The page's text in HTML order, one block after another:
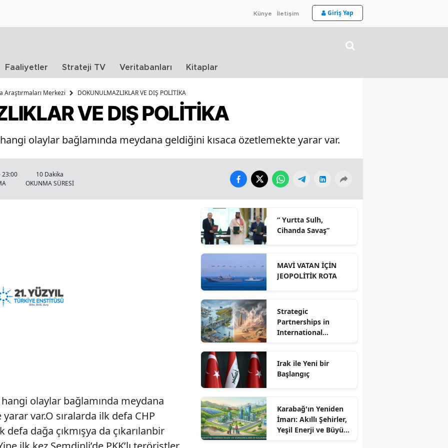
Künye İletişim Giriş Yap
Faaliyetler Strateji TV Veritabanları Kitaplar
Araştırmaları Merkezi DOKUNULMAZLIKLAR VE DIŞ POLİTİKA
VE DIŞ POLİTİKA
olaylar bağlamında meydana geldiğini kısaca özetlemekte yarar var.
23:00
10 Dakika
OKUNMA SÜRESİ
dövüş biçiminde yürütülen bir ilişkiler sistemi var. AKP söylediğinin tersini yapmakta tereddüdü olmayan siyasi bir organizasyondur. Hem teröristlerle görüşmek hem de teröristlerle kucaklaşanları yargılamak AKP’ye has bir tarzdır. Bir yandan terörle mücadele eder görünmek diğer yandan teröristlerin taleplerine uygun adımlar atmak AKP’nin siyaset stratejisidir. Bir yandan Türk milletine terörle mücadele ediyor görüntüsü vermek diğer yandan da terörü cesaretlendirecek, teröristlerin istedikleri adımlar atmak tam bir çelişkidir. İktidar partisinin bu yönü itibarıyla yasa, anayasa ve hukuk algısı danışıklı dövüş içinde olduğu BDP’den çok da farklı değildir. Zira AKP mevcut anayasaya, uluslar arası sözleşmelere ve içtihatlara açıkça aykırı olan uygulamaları rahatlıkla yürürlüğe sokuyor. Nitekim AKP’nin mahkemelerde Türkçe’nin dışında başka bir dilde savunma hakkı veren yasa tasarısı açıkça anayasaya ve uluslar arası insan hakları sözleşmesine aykırıdır. İnsan Hakları Avrupa Sözleşmesinin 6. Maddesinin 3. Fıkrasının (e) bendine aykırıdır. İnsan Hakları Avrupa Sözleşmesinin sözü edilen maddesine göre; “sanık, ancak mahkemede kullanılan dili anlamadığı veya konuşamadığı takdirde bir tercümanın yardımından ücretsiz olarak yararlanabilir” demektedir. Bu noktada önemli olanın sanığın meramını anlatacak kadar Türkçe bilip bilmediğidir. Bilmiyorsa sanığa savunma hakkını yapabilmesi için ücretsiz tercüman zaten Türkiye Cumhuriyeti mahkemelerince tayin ediliyor. Diğer taraftan, Medeni ve Siyasi Haklar Sözleşmesi’nin uygulanmasını izleyen BM İnsan Hakları Komitesi’nin tercüman konusundaki kararları, önemli bir düzenlemeyi işaret etmektedir. Komite, Guesdon v. France ve ShukuruJuma v. Australia kararlarında, devletin tercüman hizmetlerini resen ya da ana dilinden farklı olan ancak kendisini resmi dilde ifade edebilen kişinin talebi üzerine sağlamasının adil yargılamanın gerekleri arasında yer almadığına hükmetmiştir. Komite verdiği kararda, başvurucunun Medeni ve Siyasi Haklar sözleşmesinin 14 maddesinde tanımlanan adil yargılanma hakkının, şüphelinin ceza yargılamasına ilişkin işlemlerde kendisini “normalde ifade ettiği” dilde ifade etme hakkını içerdiğine ve bu durumda tercüman sağlanmamasının madde 14’ün ihlali olacağına ilişkin iddiasını reddetmiştir. Bir başka kararda, başvurucunun kendisini İngilizce yeteri derecede ifade edebildiğinin belgelenmiş olması, başvurucunun tercüman hizmetlerine erişiminin engellendiğine ilişkin iddiasının reddedilmesinin nedenlerinden birisi olmuştur . Açıkçası Komite, devletler tarafından mahkemelerde yalnızca bir resmi dil kullanılmasına ilişkin düzenleme yapılmasının Madde 14’ün ihlali olmadığına ve adil yargılamanın kendisin resmi dilde ifade edebilen kişiye kendi anadilinde tercüme hizmeti sağlamayı gerektirmediğine hükmetmiştir. KCK sanıklarının yargılanması sırasında sanıklar adına konuşan Hatip Dicle “Türkçe konuşabildiklerini, Türkçeyi iyi bildiklerini ve Türkçe konuşmak konusunda fikren ve fiilen bir sorunlarının bulunmadığını, ancak savunmalarını kendi ana dilleri olan Kürtçe yapmak istediklerini, bu hakkı kendilerine tanıyan yasa maddeleri ve Türkiye Cumhuriyeti’nin taraf olduğu uluslararası antlaşmalar” çerçevesinde beyan etmiştir. BDP Talep Ediyor, AKP ise BDP’siz Yapıyor Nitekim AKP’nin son kongresinde 63 maddelik bir manifesto açıklandı. 63 madde halinde ifade edilen bu manifestonun şu maddeler vardır: 20-Mahkûm veya tutukluların eşleriyle bir araya gelmeleri. 21- Anadilde savunmanın sorun olmaktan çıkarılması 22- Anadilde kamu hizmetlerine erişim. 25-Ayrımcılıkla mücadele ve eşitlik komisyonunun kurulması. 30- Kürtçe tercümanlık (kamu hizmetlerinde) 31-Kamu hizmetlerinden yararlanmada her türlü etnik ayrımcılığa son verilmesi.. 32-Mevzuatta etnik ayrımcılık algısı yaratan bütün hükümlerin ayıklanmasını kapsamaktadır. Hükümetin TBMM’ye sunduğu “Ceza Muhakemesi Kanunu ile Ceza ve Güvenlik Tedbirlerinin İnfazı Hakkında Kanunda Değişiklik Yapılmasına Dair Kanun Tasarısı” yukarıdaki üç esası kapsıyor. AKP’nin talepleri BDP’ye devre dışı bırakarak yerine getiriyor. AKP, Türk milletinden BDP’nin ruh ikizi olduğu gerçeğini saklıyor. Geldi Putin Gitti Potin! Suriye’de Putin, Esat yönetimini, Erdoğan ise Esat karşıtlarını destekliyor. Suriye’ye ait bir yolcu uçağı Esenboğa’ya indirilmiş, içinden savaş malzemesi çıkmıştı bu durum iki ülke ilişkilerini gerginleştirmişti. Türkiye NATO'dan Suriye sınırına Patriot füzeleri yerleştirme kararı almış Rusya bunun barışa hizmet etmeyeceği açıklamasında bulunmuştu. Putin, muhtemelen Patriot’ların Suriye’ye karşı değil de İran’a karşı konuşlandırılmaya çalışıldığını Erdoğan’a anlatmıştır. İran’dan İsrail’e yönelik olarak atılacak füzeleri Kürecik radarları tespit edecek Patriotlar indirecek! Putin’in gelmesi Rusya’nın ekonomik ve ticari çıkarlarıyla daha çok ilgiliydi. Zira Rusya, Türkiye'nin ikinci büyük ticaret ortağı, Türkiye ise Rusya'nın yedinci büyük ticaret ortağı konumunda. Dolayısıyla, Putin'in Türkiye ziyareti, Erdoğan ile Suriye sorununu görüşmenin yanı sıra, politik anlaşmazlıkların ikili ticari ilişkileri olumsuz etkilememesini amaçlıyor. Putin’in ziyaretinin sonuçları daha çok ticari ve ekonomik olmuştur. Sıfıra Sıfır Elde Var Sıfır Siyaseti Dış İşleri Bakanı Davutoğlu Erbil’den Kerkük’e gidince Irak hükümeti Davutoğlu’nun tutuklama hakkımız var, dedi. Son olarak Enerji Bakanı Taner Yıldız’ın uç
“ Yurtta Sulh,
Cihanda Savaş”
MAVİ VATAN İÇİN
JEOPOLİTİK ROTA
Strategic
Partnerships in
International
Irak ile Yeni bir
Başlangıç
Karabağ'ın Yeniden
İmarı: Akıllı Şehirler,
Yeşil Enerji ve Büyük